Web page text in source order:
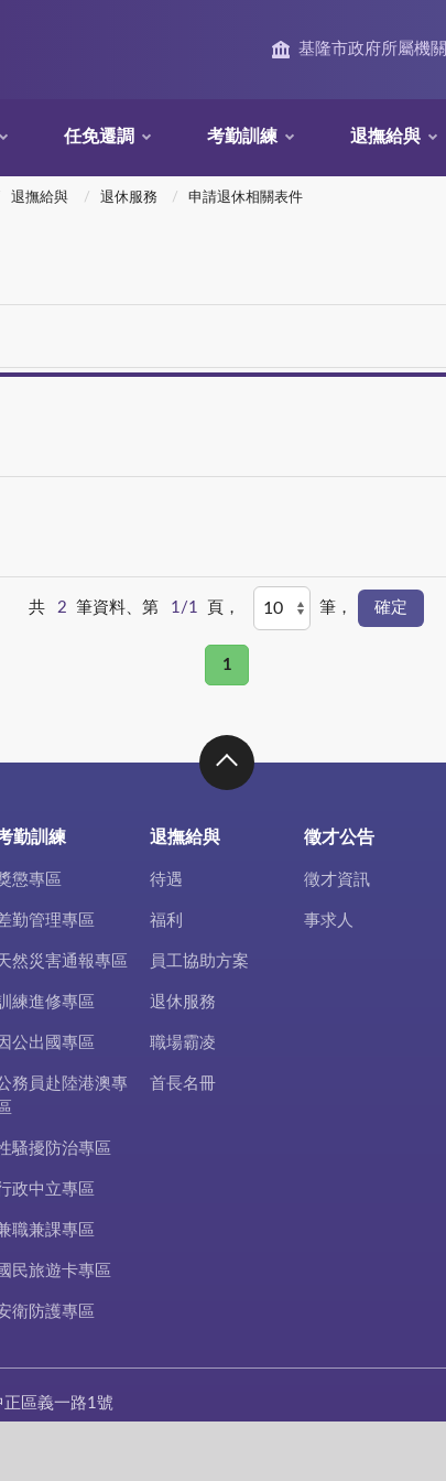
基隆市政府所屬機關
任免遷調 考勤訓練 退撫給與
退撫給與 退休服務 申請退休相關表件
共 2 筆資料、第 1/1 頁， 筆，
1
勤訓練
懲專區
勤管理專區
然災害通報專區
練進修專區
因公出國專區
務員赴陸港澳專
區
騷擾防治專區
政中立專區
職兼課專區
民旅遊卡專區
衛防護專區
退撫給與
待遇
福利
員工協助方案
退休服務
職場霸凌
首長名冊
徵才公告
徵才資訊
事求人
區義一路1號